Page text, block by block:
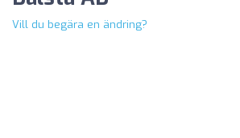
Vill du begära en ändring?